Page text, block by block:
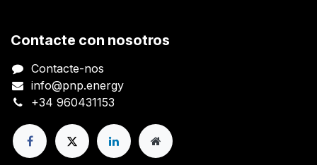
Contacte con nosotros
Contacte-nos
info@pnp.energy
+34 960431153